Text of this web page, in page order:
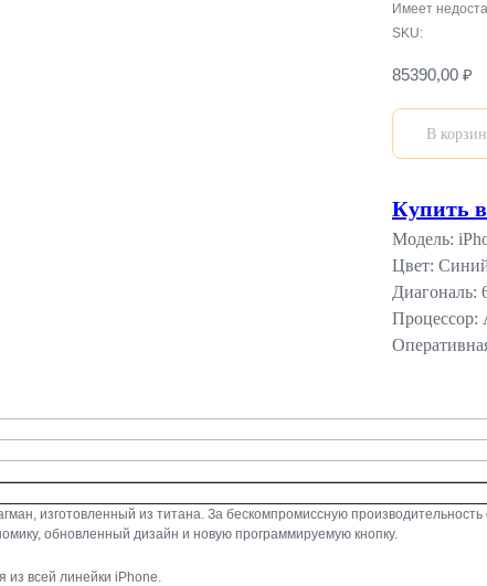
Имеет
SKU:
85390,00 ₽
В
Купить
Модель:
Цвет:
Диагональ:
Процессор:
изготовленный из титана. За бескомпромиссную
обновленный дизайн и новую программируемую кнопку.
из всей линейки iPhone.